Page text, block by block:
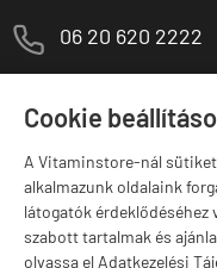
Cookie
A Vitaminstore-nál
alkalmazunk oldalaink
látogatók érdeklődéséhez
szabott tartalmak és
olvassa el Adatkezelési
M 06 20 620 2222
Szugló u. 83-85.
Márkák